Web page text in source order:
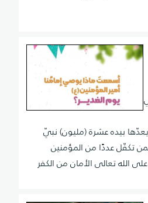
بيده عشرة (مليون) نبيّ
تكفّل عددًا من المؤمنين
الله تعالى الأمان من الكفر